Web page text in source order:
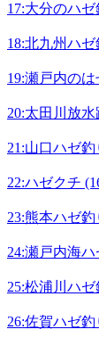
17:大分のハゼ
18:北九州ハゼ
19:瀬戸内のは
20:太田川放
21:山口ハゼ釣
22:ハゼクチ
23:熊本ハゼ釣
24:瀬戸内海
25:松浦川ハゼ
26:佐賀ハゼ釣